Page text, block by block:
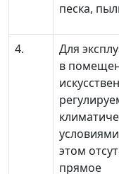
песка,
4.
Для
в
этом
прямое